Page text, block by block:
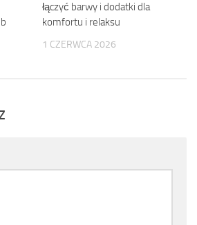
łączyć barwy i dodatki dla
komfortu i relaksu
1 CZERWCA 2026